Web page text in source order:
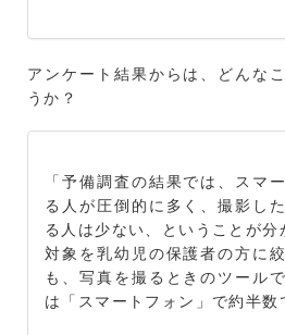
アンケート結果からは、どんな
うか？
「予備調査の結果では、スマ
る人が圧倒的に多く、撮影し
る人は少ない、ということが分
対象を乳幼児の保護者の方に
も、写真を撮るときのツール
は「スマートフォン」で約半数